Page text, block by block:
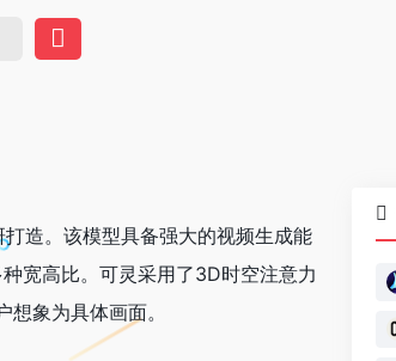
造。该模型具备强大的视频生成能
宽高比。可灵采用了3D时空注意力
象为具体画面。